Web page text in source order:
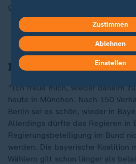
groß.
Wer könnte Minister werden?
In Bayern wird es
"Ich freue mich, wieder daheim
heute in München. Nach 150
Berlin sei es schön, wieder in
Allerdings dürfte das Regieren in
Regierungsbeteiligung im Bund
werden. Die bayerische Koalition
Wählern gilt schon länger als
Zustimmen
Ablehnen
Einstellen